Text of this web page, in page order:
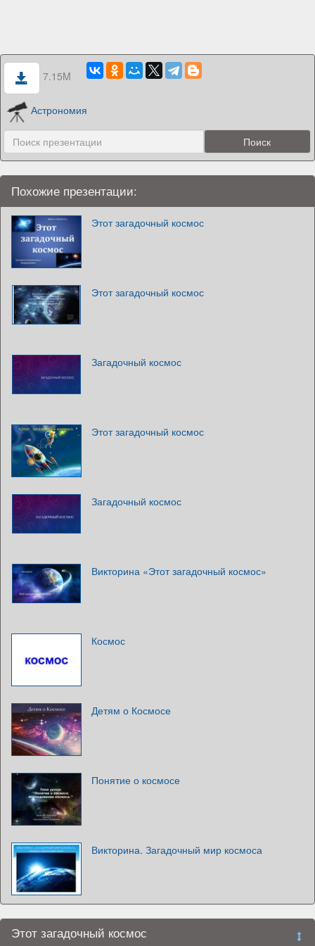
7.15M
Астрономия
Похожие презентации:
Этот загадочный космос
Этот загадочный космос
Загадочный космос
Этот загадочный космос
Загадочный космос
Викторина «Этот загадочный космос»
Космос
Детям о Космосе
Понятие о космосе
Викторина. Загадочный мир космоса
Этот загадочный космос